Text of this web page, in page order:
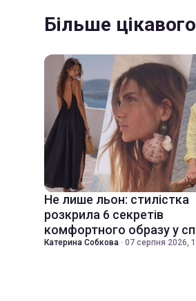
Більше цікавого
Не лише льон: стилістка
розкрила 6 секретів
комфортного образу у
Катерина Собкова · 07 серпня 2026,